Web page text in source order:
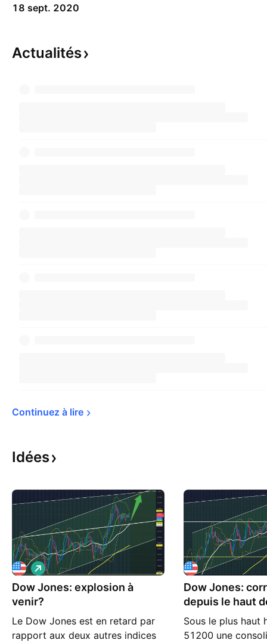
18 sept. 2020
Actualités
Continuez à lire
Idées
Dow Jones: explosion à
venir?
Le Dow Jones est en retard par
rapport aux deux autres indices
L
o
n
g
Dow Jones:
depuis le haut
haussier 4H
Sous le plus haut
51200 une